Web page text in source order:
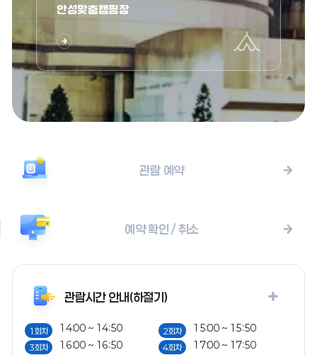
안성맞춤캠핑장
관람 예약
예약 확인 / 취소
관람시간 안내(하절기)
1회차 14:00 ~ 14:50 2회차 15:00 ~ 15:50
3회차 16:00 ~ 16:50 4회차 17:00 ~ 17:50